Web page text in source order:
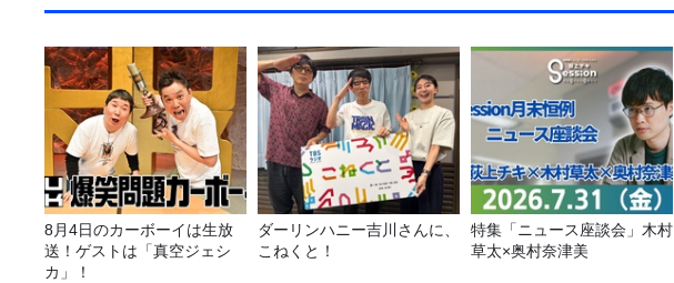
8月4日のカーボーイは生放
送！ゲストは「真空ジェシ
カ」！
ダーリンハニー吉川さんに、
こねくと！
特集「ニュース座談会」木村
草太×奥村奈津美